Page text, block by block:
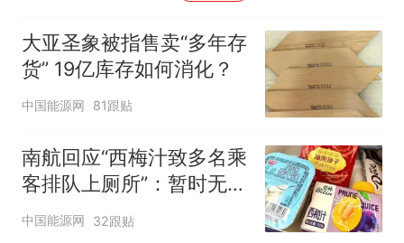
大亚圣象被指售卖“多年存
货” 19亿库存如何消化？
中国能源网 81跟贴
南航回应“西梅汁致多名乘
客排队上厕所”：暂时无法
核查是否发放西梅汁
中国能源网 32跟贴